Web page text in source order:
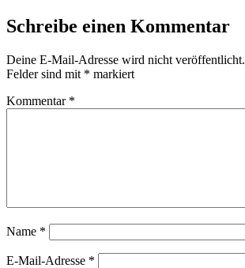
Schreibe einen Kommentar
Deine E-Mail-Adresse wird nicht veröffentlicht.
Felder sind mit * markiert
Kommentar *
Name *
E-Mail-Adresse *